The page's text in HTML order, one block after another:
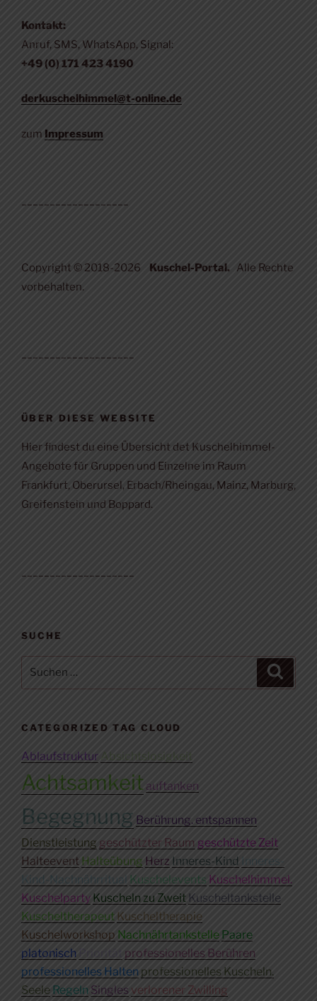
Kontakt:
Anruf, SMS, WhatsApp, Signal:
+49 (0) 171 423 4190
derkuschelhimmel@t-online.de
zum Impressum
Copyright © 2018-2026 Kuschel-Portal. Alle Rechte
vorbehalten.
ÜBER DIESE WEBSITE
Hier findest du eine Übersicht det Kuschelhimmel-
Angebote für Gruppen und Einzelne im Raum
Frankfurt, Oberursel, Erbach/Rheingau, Mainz, Marburg,
Greifenstein und Boppard.
SUCHE
CATEGORIZED TAG CLOUD
Ablaufstruktur Absichtslosigkeit
Achtsamkeit auftanken
Begegnung Berührung. entspannen
Dienstleistung geschützter Raum geschützte Zeit
Halteevent Halteübung Herz Inneres-Kind
Inneres-
Kind-Nachnährritual
Kuschelevents Kuschelhimmel.
Kuschelparty Kuscheln zu Zweit Kuscheltankstelle
Kuscheltherapeut Kuscheltherapie
Kuschelworkshop Nachnährtankstelle Paare
platonisch
professionelles Berühren
professionelles Halten professionelles Kuscheln.
Seele Regeln Singles verlorener Zwilling